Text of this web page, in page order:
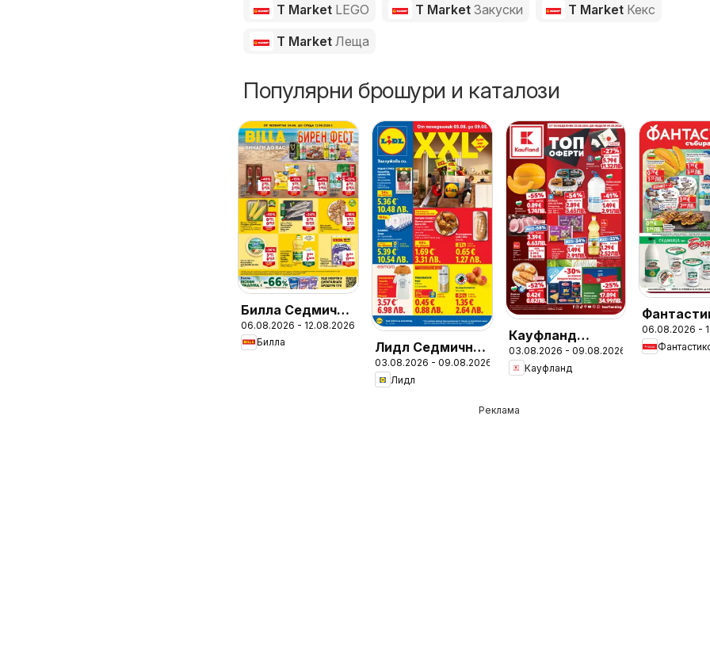
T Market LEGO T Market Закуски T Market Кекс
T Market Леща
Популярни брошури и каталози
Билла Седмична
брошура
06.08.2026 - 12.08.2026
Билла
Лидл Седмична
брошура
03.08.2026 - 09.08.2026
Лидл
Кауфланд
Седмична
брошура
03.08.2026 - 09.08.2026
Кауфланд
Седмична
брошура
06.08.2026 -
Реклама